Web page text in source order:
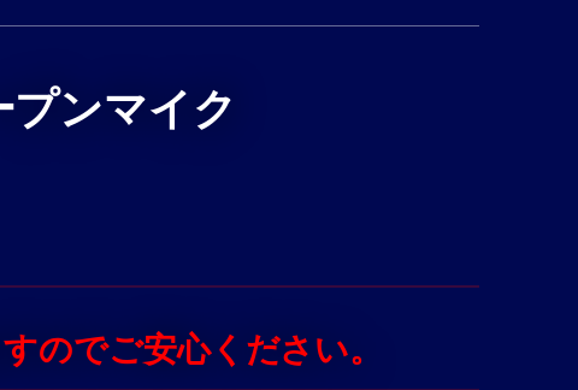
プンマイク
のでご安心ください。